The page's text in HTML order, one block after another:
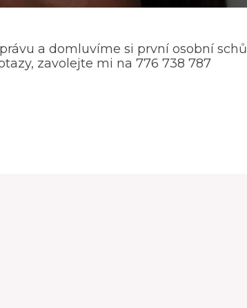
a domluvíme si první osobní
zavolejte mi na 776 738 787